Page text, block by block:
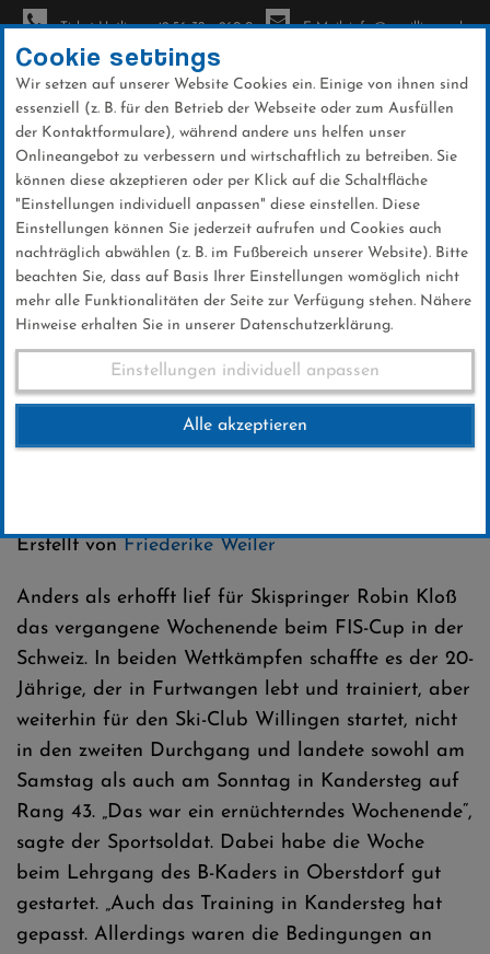
Direkt
zum
Inhalt
Ticket-Hotline: +49 56 32 - 960-0 E-Mail: info@sc-willingen.de
News
Skispringer Robin Kloß wird
zweimal 43. beim FIS-Cup
Erstellt vonFriederike Weiler
Anders als erhofft lief für Skispringer Robin Kloß
das vergangene Wochenende beim FIS-Cup in der
Schweiz. In beiden Wettkämpfen schaffte es der 20-
Jährige, der in Furtwangen lebt und trainiert, aber
weiterhin für den Ski-Club Willingen startet, nicht
in den zweiten Durchgang und landete sowohl am
Samstag als auch am Sonntag in Kandersteg auf
Rang 43. „Das war ein ernüchterndes Wochenende“,
sagte der Sportsoldat. Dabei habe die Woche
beim Lehrgang des B-Kaders in Oberstdorf gut
gestartet. „Auch das Training in Kandersteg hat
gepasst. Allerdings waren die Bedingungen an
Cookie settings
Wir setzen auf unserer Website Cookies ein. Einige von ihnen sind
essenziell (z. B. für den Betrieb der Webseite oder zum Ausfüllen
der Kontaktformulare), während andere uns helfen unser
Onlineangebot zu verbessern und wirtschaftlich zu betreiben. Sie
können diese akzeptieren oder per Klick auf die Schaltfläche
"Einstellungen individuell anpassen" diese einstellen. Diese
Einstellungen können Sie jederzeit aufrufen und Cookies auch
nachträglich abwählen (z. B. im Fußbereich unserer Website). Bitte
beachten Sie, dass auf Basis Ihrer Einstellungen womöglich nicht
mehr alle Funktionalitäten der Seite zur Verfügung stehen. Nähere
Hinweise erhalten Sie in unserer Datenschutzerklärung.
Einstellungen individuell anpassen
Alle akzeptieren